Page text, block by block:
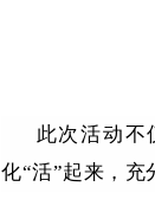
此次活动不
化“活”起来，充